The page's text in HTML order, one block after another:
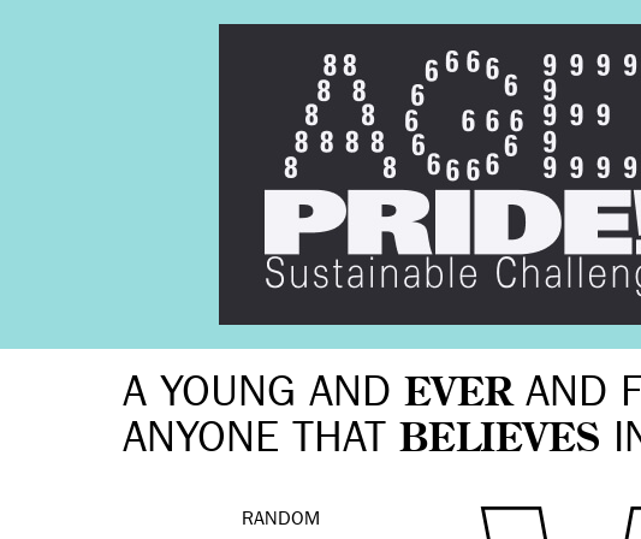
A YOUNG AND EVERAND
ANYONE THAT BELIEVES
RANDOM